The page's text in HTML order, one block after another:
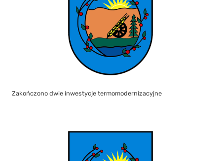
Zakończono dwie inwestycje termomodernizacyjne